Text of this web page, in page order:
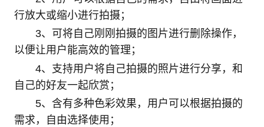
行放大或缩小进行拍摄；
3、可将自己刚刚拍摄的图片进行删除操作，
以便让用户能高效的管理；
4、支持用户将自己拍摄的照片进行分享，和
自己的好友一起欣赏；
5、含有多种色彩效果，用户可以根据拍摄的
需求，自由选择使用；